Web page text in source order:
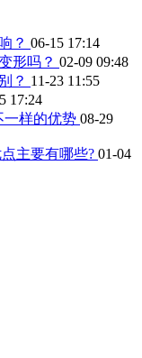
？ 06-15 17:14
形吗？ 02-09 09:48
？ 11-23 11:55
17:24
一样的优势 08-29
主要有哪些? 01-04